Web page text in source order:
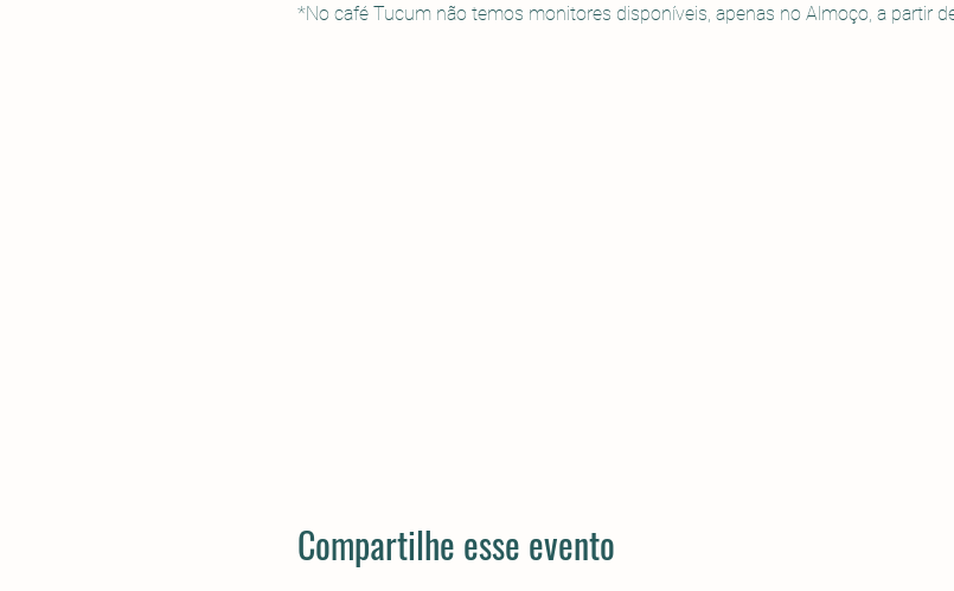
*No café Tucum não temos monitores disponíveis, apenas no Almoço, a partir
Compartilhe esse evento